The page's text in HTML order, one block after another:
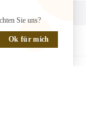
Sie uns?
Ok für mich